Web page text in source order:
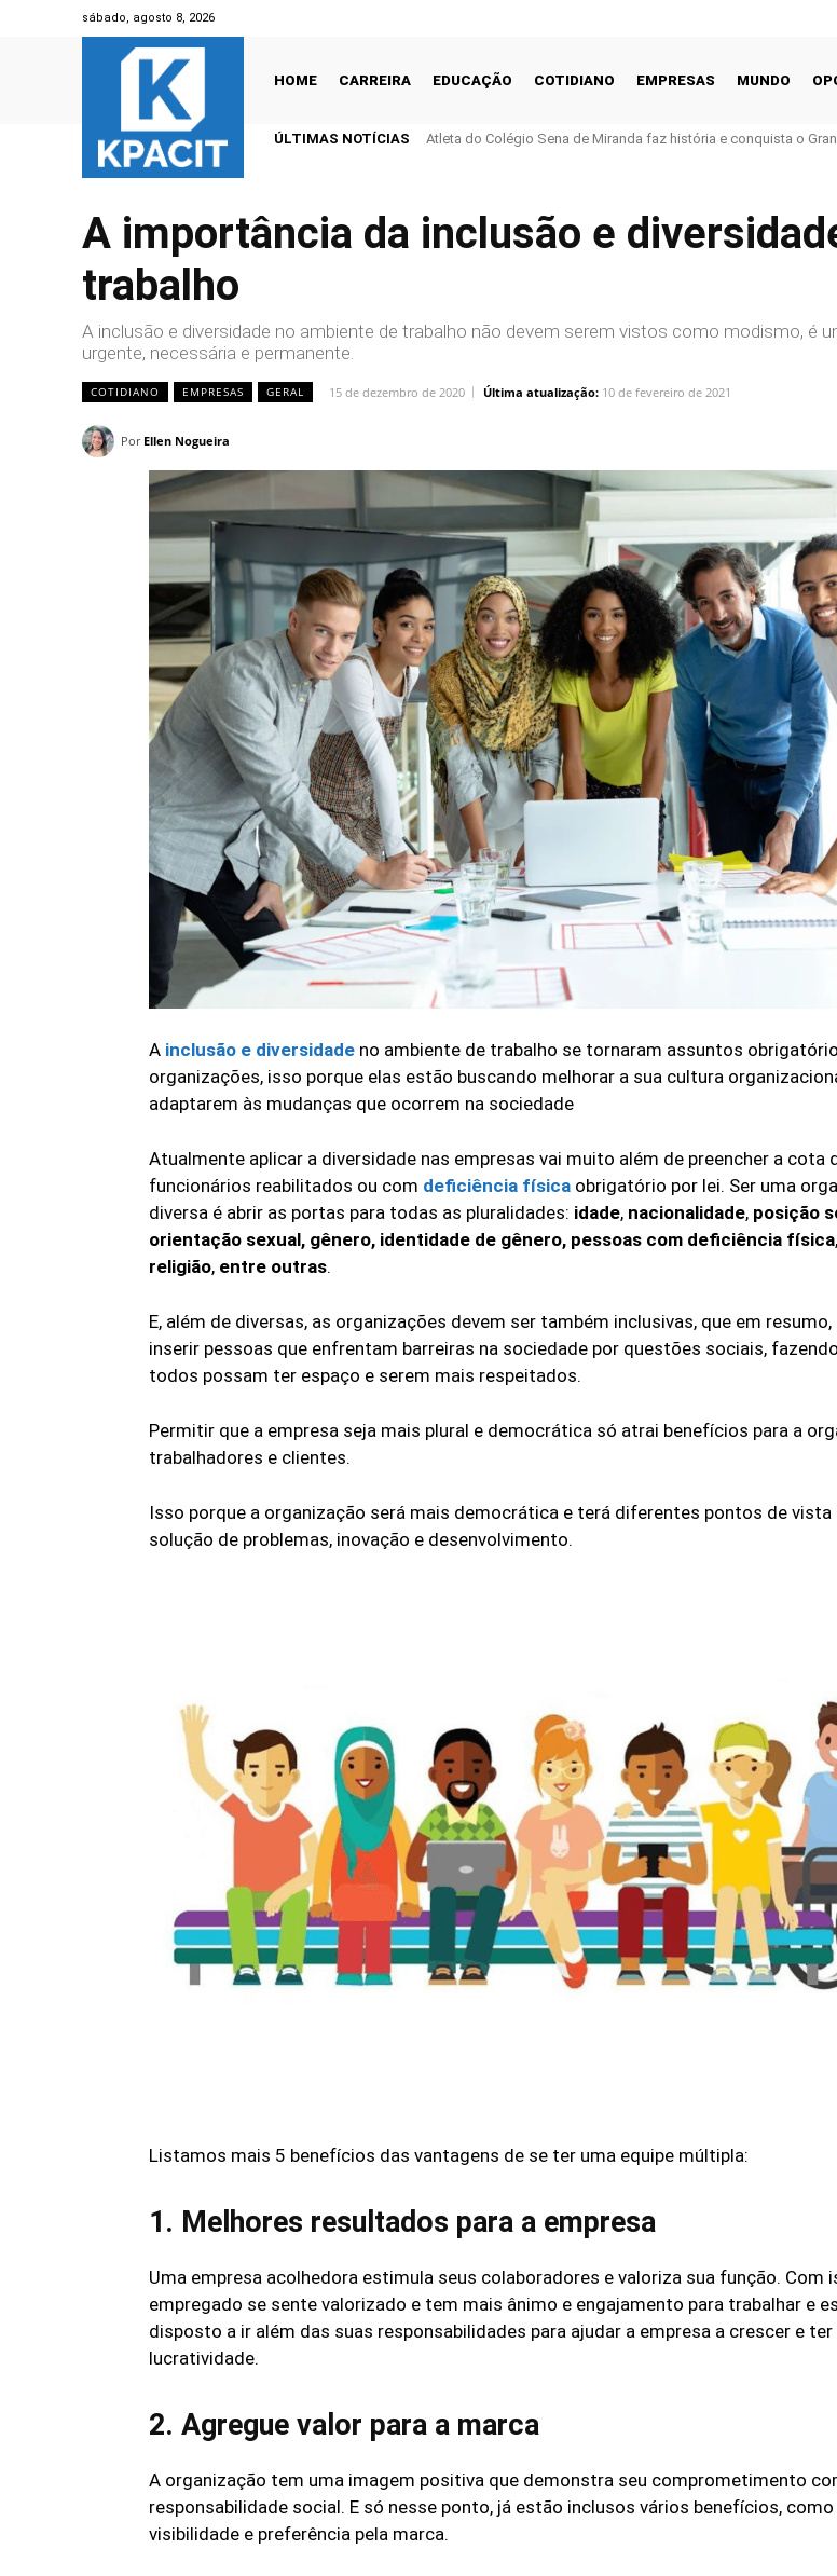
sábado, agosto 8, 2026
HOME CARREIRA EDUCAÇÃO COTIDIANO EMPRESAS MUNDO
ÚLTIMAS NOTÍCIAS Atleta do Colégio Sena de Miranda faz história e conquista o
A importância da inclusão e
trabalho
A inclusão e diversidade no ambiente de trabalho não devem serem vistos como modismo, é
urgente, necessária e permanente.
COTIDIANO EMPRESAS GERAL 15 de dezembro de 2020 Última atualização: 10 de fevereiro de 2021
Por Ellen Nogueira
A inclusão e diversidade no ambiente de trabalho se tornaram assuntos
organizações, isso porque elas estão buscando melhorar a sua cultura
adaptarem às mudanças que ocorrem na sociedade
Atualmente aplicar a diversidade nas empresas vai muito além de preencher a cota
funcionários reabilitados ou com deficiência física obrigatório por lei. Ser uma
diversa é abrir as portas para todas as pluralidades: idade, nacionalidade, posição
orientação sexual, gênero, identidade de gênero, pessoas com deficiência física,
religião, entre outras.
E, além de diversas, as organizações devem ser também inclusivas, que em resumo,
inserir pessoas que enfrentam barreiras na sociedade por questões sociais,
todos possam ter espaço e serem mais respeitados.
Permitir que a empresa seja mais plural e democrática só atrai benefícios para a
trabalhadores e clientes.
Isso porque a organização será mais democrática e terá diferentes pontos de vista
solução de problemas, inovação e desenvolvimento.
Listamos mais 5 benefícios das vantagens de se ter uma equipe múltipla:
1. Melhores resultados para a empresa
Uma empresa acolhedora estimula seus colaboradores e valoriza sua função. Com
empregado se sente valorizado e tem mais ânimo e engajamento para trabalhar e
disposto a ir além das suas responsabilidades para ajudar a empresa a crescer e ter
lucratividade.
2. Agregue valor para a marca
A organização tem uma imagem positiva que demonstra seu comprometimento
responsabilidade social. E só nesse ponto, já estão inclusos vários benefícios,
visibilidade e preferência pela marca.